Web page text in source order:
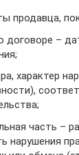
продавца,
договоре –
характер
часть –
нарушения